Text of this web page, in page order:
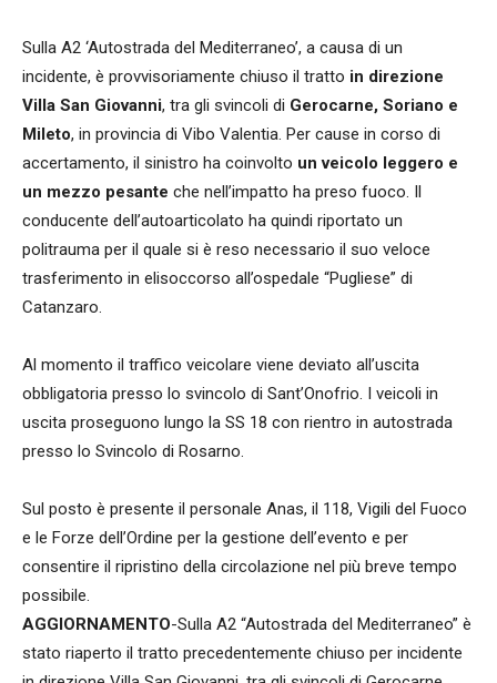
Sulla A2 ‘Autostrada del Mediterraneo’, a causa di un
incidente, è provvisoriamente chiuso il tratto in direzione
Villa San Giovanni, tra gli svincoli di Gerocarne, Soriano e
Mileto, in provincia di Vibo Valentia. Per cause in corso di
accertamento, il sinistro ha coinvolto un veicolo leggero e
un mezzo pesante che nell’impatto ha preso fuoco. Il
conducente dell’autoarticolato ha quindi riportato un
politrauma per il quale si è reso necessario il suo veloce
trasferimento in elisoccorso all’ospedale “Pugliese” di
Catanzaro.
Al momento il traffico veicolare viene deviato all’uscita
obbligatoria presso lo svincolo di Sant’Onofrio. I veicoli in
uscita proseguono lungo la SS 18 con rientro in autostrada
presso lo Svincolo di Rosarno.
Sul posto è presente il personale Anas, il 118, Vigili del Fuoco
e le Forze dell’Ordine per la gestione dell’evento e per
consentire il ripristino della circolazione nel più breve tempo
possibile.
AGGIORNAMENTO-Sulla A2 “Autostrada del Mediterraneo” è
stato riaperto il tratto precedentemente chiuso per incidente